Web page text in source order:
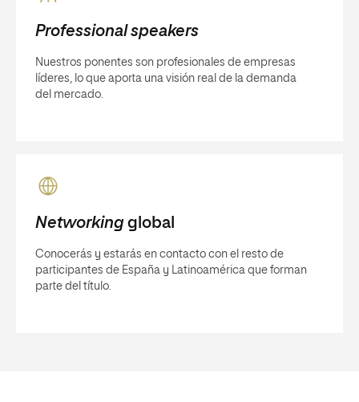
Professional speakers
Nuestros ponentes son profesionales de empresas
líderes, lo que aporta una visión real de la demanda
del mercado.
Networkingglobal
Conocerás y estarás en contacto con el resto de
participantes de España y Latinoamérica que forman
parte del título.